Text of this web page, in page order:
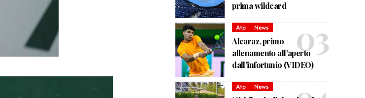
prima wildcard
Atp News
Alcaraz, primo
allenamento all’aperto
dall’infortunio (VIDEO)
Atp News